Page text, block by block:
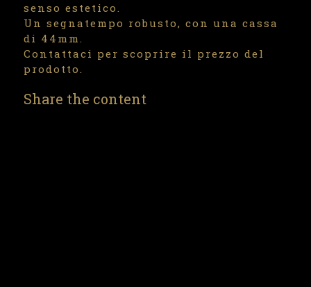
senso estetico.
Un segnatempo robusto, con una cassa
di 44mm.
Contattaci per scoprire il prezzo del
prodotto.
Share the content